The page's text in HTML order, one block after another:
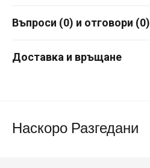
Въпроси (0) и отговори (0)
Доставка и връщане
Наскоро Разгедани